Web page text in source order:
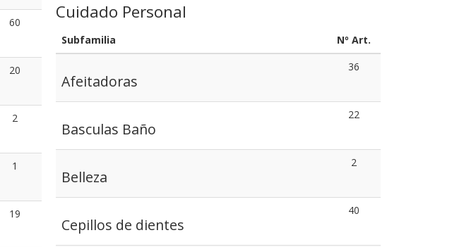
60
20
2
1
19
Cuidado Personal
Subfamilia Nº Art.
Afeitadoras
36
Basculas Baño
22
Belleza
2
Cepillos de dientes
40